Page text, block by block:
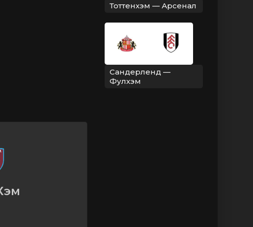
Тоттенхэм — Арсенал
Сандерленд —
Фулхэм